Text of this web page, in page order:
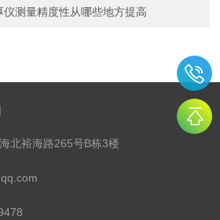
仪测量精度性从哪些地方提高
北裕海路265号B栋3楼